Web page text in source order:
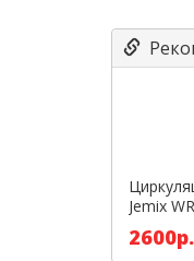
Jemix
2600р.